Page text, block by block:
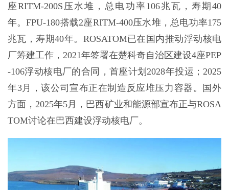
座RITM-200S压水堆，总电功率106兆瓦，寿期40
年。FPU-180搭载2座RITM-400压水堆，总电功率175
兆瓦，寿期40年。ROSATOM已在国内推动浮动核电
厂筹建工作，2021年签署在楚科奇自治区建设4座PEP
-106浮动核电厂的合同，首座计划2028年投运；2025
年3月，该公司宣布正在制造反应堆压力容器。国外
方面，2025年5月，巴西矿业和能源部宣布正与ROSA
TOM讨论在巴西建设浮动核电厂。